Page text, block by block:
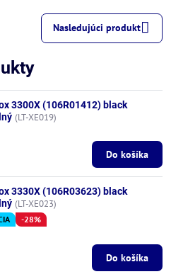
Nasledujúci produkt
3300X (106R01412) black
(LT-XE019)
Do košíka
3330X (106R03623) black
(LT-XE023)
-28%
Do košíka